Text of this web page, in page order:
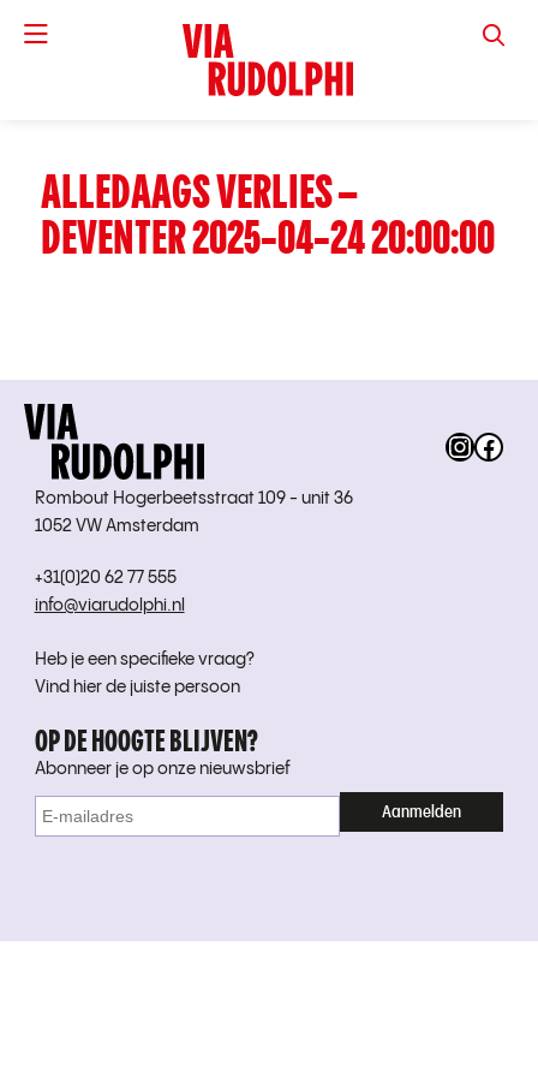
VIA
ALLEDAAGS VERLIES –
DEVENTER 2025-04-24 20:00:00
Rombout Hogerbeetsstraat 109 - unit 36
1052 VW Amsterdam
+31(0)20 62 77 555
info@viarudolphi.nl
Heb je een specifieke vraag?
Vind hier de juiste persoon
OP DE HOOGTE BLIJVEN?
Abonneer je op onze nieuwsbrief